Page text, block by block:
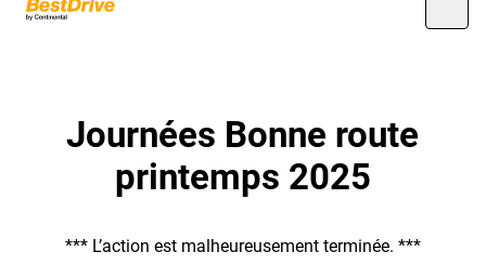
Journées Bonne route
printemps 2025
*** L’action est malheureusement terminée. ***